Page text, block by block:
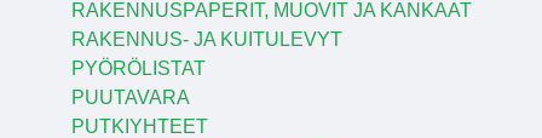
RAKENNUSPAPERIT, MUOVIT JA KANKAAT
RAKENNUS- JA KUITULEVYT
PYÖRÖLISTAT
PUUTAVARA
PUTKIYHTEET